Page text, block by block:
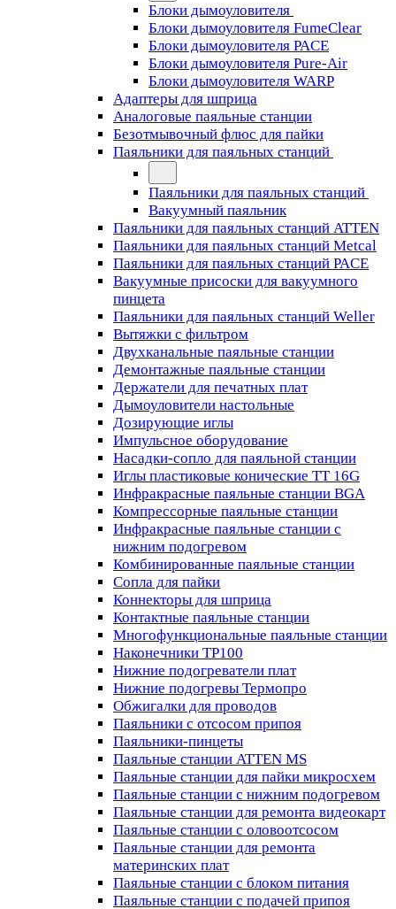
Блоки дымоуловителя
Блоки дымоуловителя FumeClear
Блоки дымоуловителя PACE
Блоки дымоуловителя Pure-Air
Блоки дымоуловителя WARP
Адаптеры для шприца
Аналоговые паяльные станции
Безотмывочный флюс для пайки
Паяльники для паяльных станций
Паяльники для паяльных станций
Вакуумный паяльник
Паяльники для паяльных станций ATTEN
Паяльники для паяльных станций Metcal
Паяльники для паяльных станций PACE
Вакуумные присоски для вакуумного
пинцета
Паяльники для паяльных станций Weller
Вытяжки с фильтром
Двухканальные паяльные станции
Демонтажные паяльные станции
Держатели для печатных плат
Дымоуловители настольные
Дозирующие иглы
Импульсное оборудование
Насадки-сопло для паяльной станции
Иглы пластиковые конические TT 16G
Инфракрасные паяльные станции BGA
Компрессорные паяльные станции
Инфракрасные паяльные станции с
нижним подогревом
Комбинированные паяльные станции
Сопла для пайки
Коннекторы для шприца
Контактные паяльные станции
Многофункциональные паяльные станции
Наконечники TP100
Нижние подогреватели плат
Нижние подогревы Термопро
Обжигалки для проводов
Паяльники с отсосом припоя
Паяльники-пинцеты
Паяльные станции ATTEN MS
Паяльные станции для пайки микросхем
Паяльные станции с нижним подогревом
Паяльные станции для ремонта видеокарт
Паяльные станции с оловоотсосом
Паяльные станции для ремонта
материнских плат
Паяльные станции с блоком питания
Паяльные станции с подачей припоя